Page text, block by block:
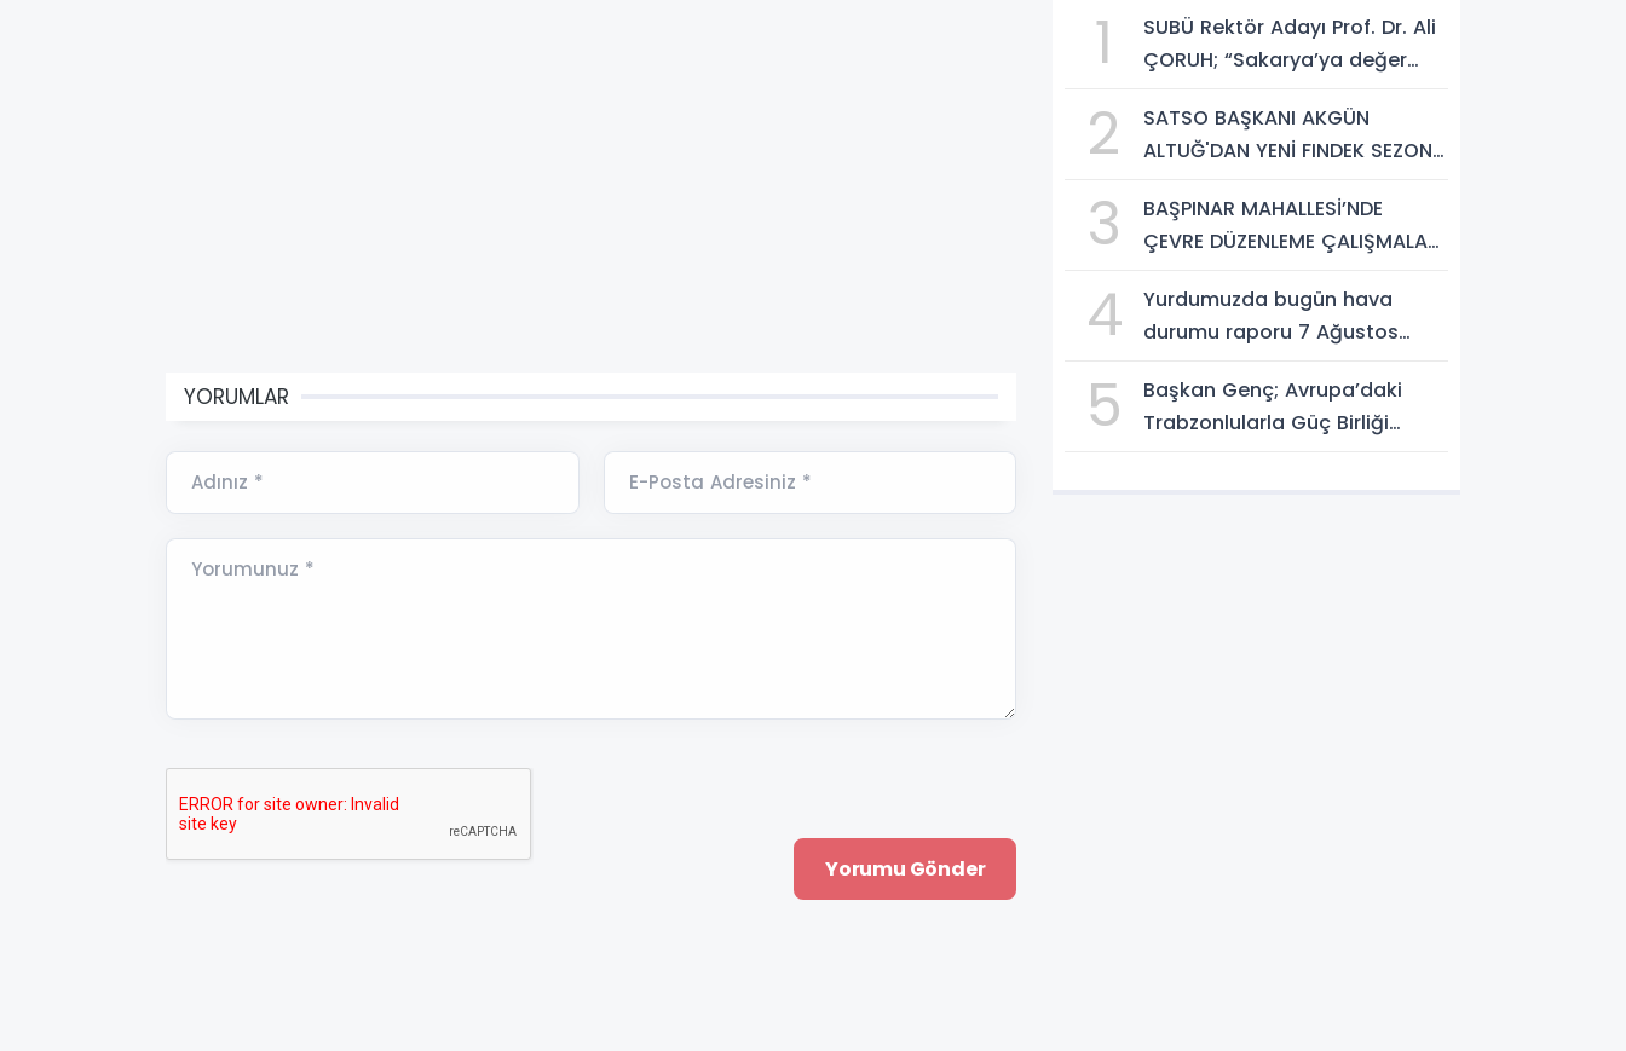
YORUMLAR
Adınız * E-Posta Adresiniz *
Yorumunuz *
1
SUBÜ Rektör Adayı Prof. Dr. Ali
ÇORUH; “Sakarya’ya değer
etmek istiyorum”
2
SATSO BAŞKANI AKGÜN
ALTUĞ'DAN YENİ FINDEK SEZONU
3
BAŞPINAR MAHALLESİ’NDE
ÇEVRE DÜZENLEME ÇALIŞMALARI
4
Yurdumuzda bugün hava
durumu raporu 7 Ağustos
5
Başkan Genç; Avrupa’daki
Trabzonlularla Güç Birliği